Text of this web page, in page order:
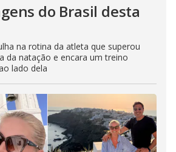
do Brasil desta
na rotina da atleta que superou
da natação e encara um treino
lado dela